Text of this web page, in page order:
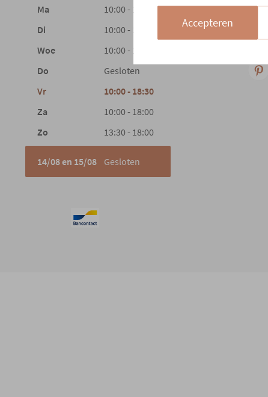
Ma
10:00 - 18:30
Di
10:00 - 18:30
Woe
10:00 - 18:30
Do
Gesloten
Vr
10:00 - 18:30
Za
10:00 - 18:00
Zo
13:30 - 18:00
14/08 en 15/08 Gesloten
Accepteren